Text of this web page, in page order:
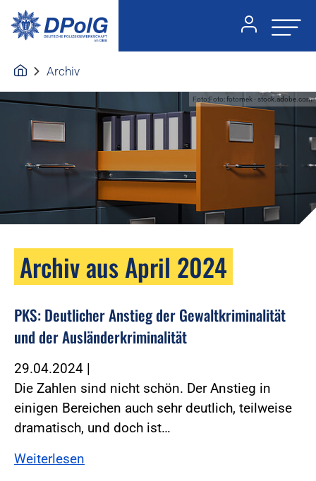
Archiv
Foto:Foto: fotomek - stock.adobe.com
Archiv aus April 2024
PKS: Deutlicher Anstieg der Gewaltkriminalität
und der Ausländerkriminalität
29.04.2024 |
Die Zahlen sind nicht schön. Der Anstieg in
einigen Bereichen auch sehr deutlich, teilweise
dramatisch, und doch ist…
Weiterlesen